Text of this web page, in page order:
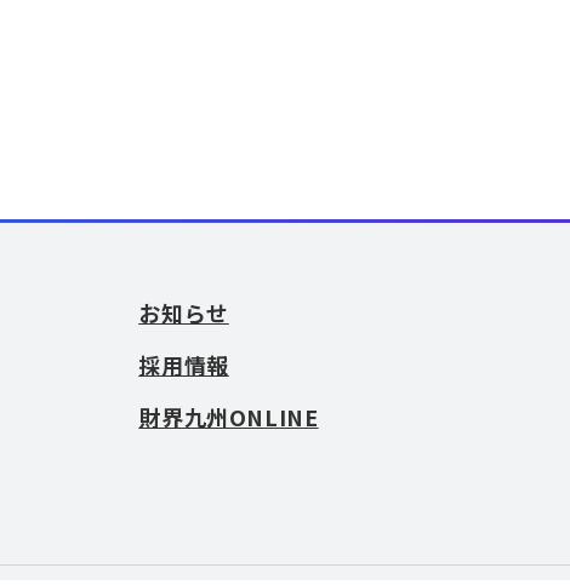
お知らせ
採用情報
財界九州ONLINE